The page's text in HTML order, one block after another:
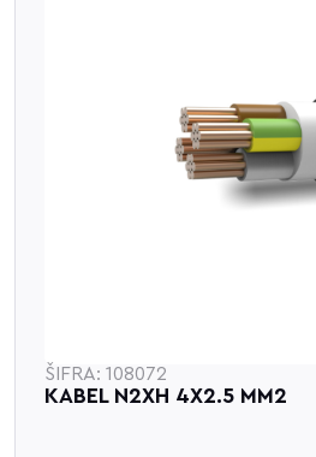
ŠIFRA: 108072
KABEL N2XH 4X2.5 MM2